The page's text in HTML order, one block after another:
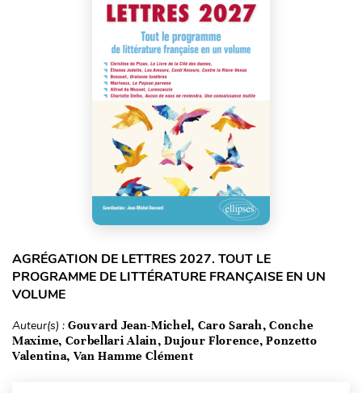
AGRÉGATION DE LETTRES 2027. TOUT LE
PROGRAMME DE LITTÉRATURE FRANÇAISE EN UN
VOLUME
Auteur(s) : Gouvard Jean-Michel, Caro Sarah, Conche
Maxime, Corbellari Alain, Dujour Florence, Ponzetto
Valentina, Van Hamme Clément